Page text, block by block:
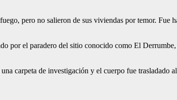
pero no salieron de sus viviendas por temor. Fue
por el paradero del sitio conocido como El
carpeta de investigación y el cuerpo fue trasladado